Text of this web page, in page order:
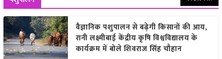
वैज्ञानिक पशुपालन से बढ़ेगी किसानों की आय,
रानी लक्ष्मीबाई केंद्रीय कृषि विश्वविद्यालय के
कार्यक्रम में बोले शिवराज सिंह चौहान